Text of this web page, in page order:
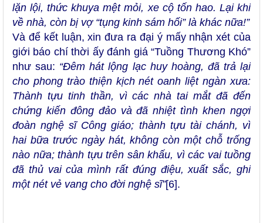
lặn lội, thức khuya mệt mỏi, xe cộ tốn hao. Lại khi
về nhà, còn bị vợ “tụng kinh sám hối” là khác nữa!”
Và để kết luận, xin đưa ra đại ý mấy nhận xét của
giới báo chí thời ấy đánh giá “Tuồng Thương Khó”
như sau: “Đêm hát lộng lạc huy hoàng, đã trả lại
cho phong trào thiện kịch nét oanh liệt ngàn xưa:
Thành tựu tinh thần, vì các nhà tai mắt đã đến
chứng kiến đông đảo và đã nhiệt tình khen ngợi
đoàn nghệ sĩ Công giáo; thành tựu tài chánh, vì
hai bữa trước ngày hát, không còn một chỗ trống
nào nữa; thành tựu trên sân khấu, vì các vai tuồng
đã thủ vai của mình rất đúng điệu, xuất sắc, ghi
một nét vẻ vang cho đời nghệ sĩ”[6].